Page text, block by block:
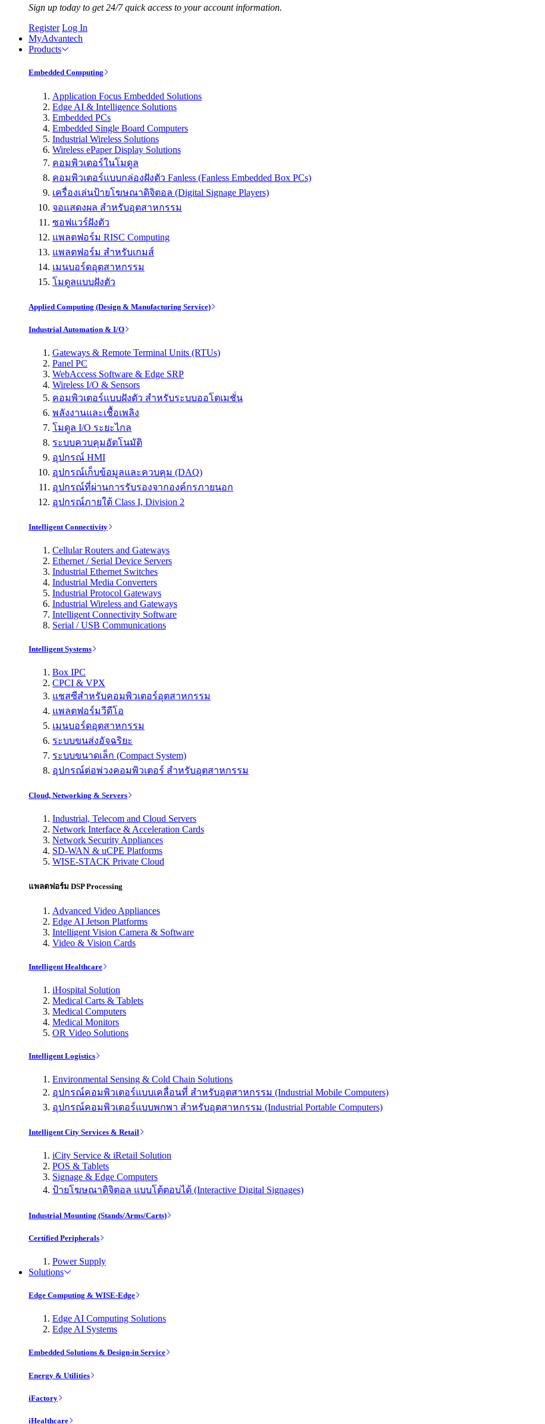
Sign up today to get 24/7 quick access to your account information.
Register Log In
MyAdvantech
Products
Embedded Computing
Application Focus Embedded Solutions
Edge AI & Intelligence Solutions
Embedded PCs
Embedded Single Board Computers
Industrial Wireless Solutions
Wireless ePaper Display Solutions
คอมพิวเตอร์ในโมดูล
คอมพิวเตอร์แบบกล่องฝังตัว Fanless (Fanless Embedded Box PCs)
เครื่องเล่นป้ายโฆษณาดิจิตอล (Digital Signage Players)
จอแสดงผล สำหรับอุตสาหกรรม
ซอฟแวร์ฝังตัว
แพลตฟอร์ม RISC Computing
แพลตฟอร์ม สำหรับเกมส์
เมนบอร์ดอุตสาหกรรม
โมดูลแบบฝังตัว
Applied Computing (Design & Manufacturing Service)
Industrial Automation & I/O
Gateways & Remote Terminal Units (RTUs)
Panel PC
WebAccess Software & Edge SRP
Wireless I/O & Sensors
คอมพิวเตอร์แบบฝังตัว สำหรับระบบออโตเมชั่น
พลังงานและเชื้อเพลิง
โมดูล I/O ระยะไกล
ระบบควบคุมอัตโนมัติ
อุปกรณ์ HMI
อุปกรณ์เก็บข้อมูลและควบคุม (DAQ)
อุปกรณ์ที่ผ่านการรับรองจากองค์กรภายนอก
อุปกรณ์ภายใต้ Class I, Division 2
Intelligent Connectivity
Cellular Routers and Gateways
Ethernet / Serial Device Servers
Industrial Ethernet Switches
Industrial Media Converters
Industrial Protocol Gateways
Industrial Wireless and Gateways
Intelligent Connectivity Software
Serial / USB Communications
Intelligent Systems
Box IPC
CPCI & VPX
แชสซีสำหรับคอมพิวเตอร์อุตสาหกรรม
แพลตฟอร์มวีดีโอ
เมนบอร์ดอุตสาหกรรม
ระบบขนส่งอัจฉริยะ
ระบบขนาดเล็ก (Compact System)
อุปกรณ์ต่อพ่วงคอมพิวเตอร์ สำหรับอุตสาหกรรม
Cloud, Networking & Servers
Industrial, Telecom and Cloud Servers
Network Interface & Acceleration Cards
Network Security Appliances
SD-WAN & uCPE Platforms
WISE-STACK Private Cloud
แพลตฟอร์ม DSP Processing
Advanced Video Appliances
Edge AI Jetson Platforms
Intelligent Vision Camera & Software
Video & Vision Cards
Intelligent Healthcare
iHospital Solution
Medical Carts & Tablets
Medical Computers
Medical Monitors
OR Video Solutions
Intelligent Logistics
Environmental Sensing & Cold Chain Solutions
อุปกรณ์คอมพิวเตอร์แบบเคลื่อนที่ สำหรับอุตสาหกรรม (Industrial Mobile Computers)
อุปกรณ์คอมพิวเตอร์แบบพกพา สำหรับอุตสาหกรรม (Industrial Portable Computers)
Intelligent City Services & Retail
iCity Service & iRetail Solution
POS & Tablets
Signage & Edge Computers
ป้ายโฆษณาดิจิตอล แบบโต้ตอบได้ (Interactive Digital Signages)
Industrial Mounting (Stands/Arms/Carts)
Certified Peripherals
Power Supply
Solutions
Edge Computing & WISE-Edge
Edge AI Computing Solutions
Edge AI Systems
Embedded Solutions & Design-in Service
Energy & Utilities
iFactory
iHealthcare